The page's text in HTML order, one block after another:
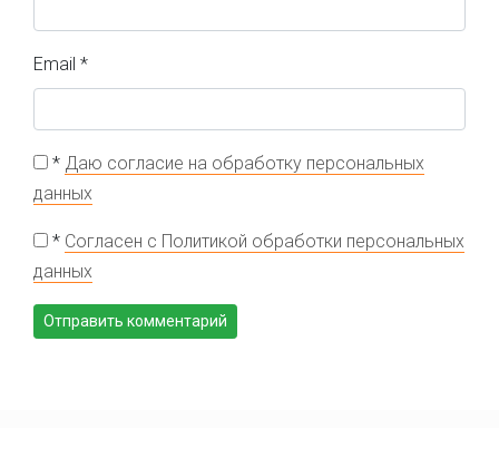
Email *
* Даю согласие на обработку персональных
данных
* Согласен с Политикой обработки персональных
данных